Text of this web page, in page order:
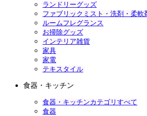
ランドリーグッズ
ファブリックミスト・洗剤・柔軟
ルームフレグランス
お掃除グッズ
インテリア雑貨
家具
家電
テキスタイル
食器・キッチン
食器・キッチンカテゴリすべて
食器